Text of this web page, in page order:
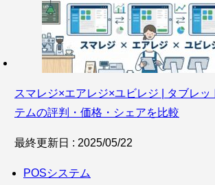
スマレジ×エアレジ×ユビレジ | タブレッ
テムの評判・価格・シェアを比較
最終更新日 : 2025/05/22
POSシステム